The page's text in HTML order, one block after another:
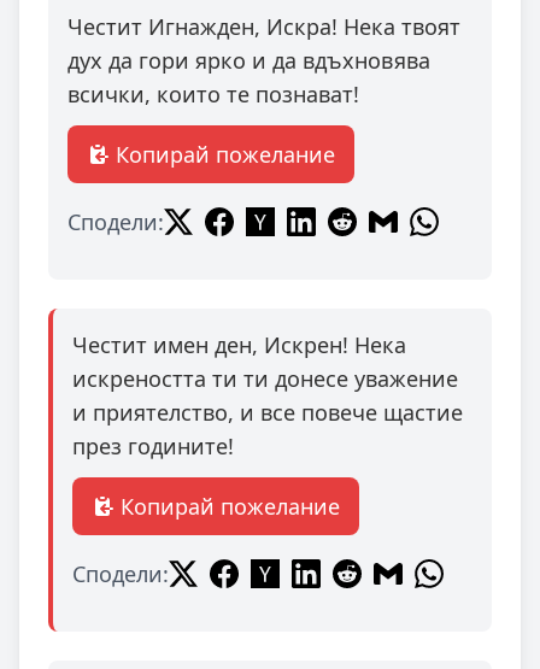
Честит Игнажден, Искра! Нека твоят
дух да гори ярко и да вдъхновява
всички, които те познават!
Копирай пожелание
Сподели:
Честит имен ден, Искрен! Нека
искреността ти ти донесе уважение
и приятелство, и все повече щастие
през годините!
Копирай пожелание
Сподели: